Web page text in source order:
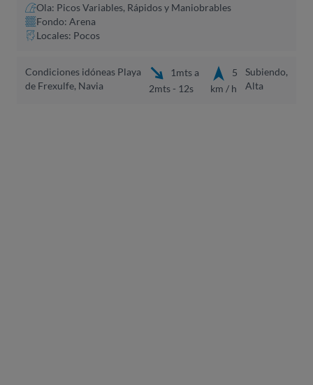
Ola: Picos Variables, Rápidos y Maniobrables
Fondo: Arena
Locales: Pocos
Condiciones idóneas Playa
de Frexulfe, Navia
1mts a
2mts - 12s
5
km / h
Subiendo,
Alta